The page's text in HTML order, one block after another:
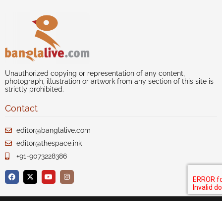
Unauthorized copying or representation of any content,
photograph, illustration or artwork from any section of this site is
strictly prohibited.
Contact
editor@banglalive.com
editor@thespace.ink
+91-9073228386